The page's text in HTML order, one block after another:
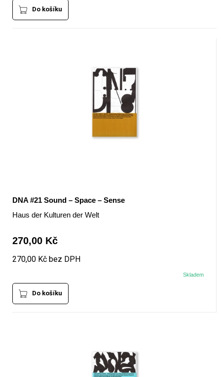
Do košíku
DNA #21 Sound – Space – Sense
Haus der Kulturen der Welt
270,00 Kč
270,00 Kč bez DPH
Skladem
Do košíku